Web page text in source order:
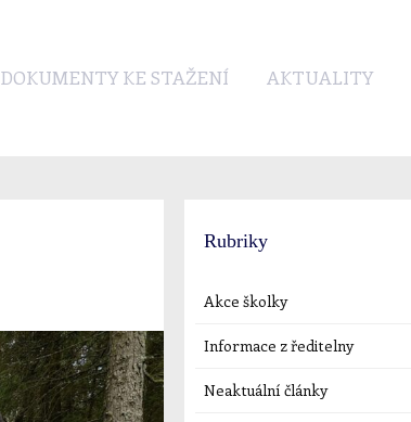
DOKUMENTY KE STAŽENÍ AKTUALITY
Rubriky
Akce školky
Informace z ředitelny
Neaktuální články